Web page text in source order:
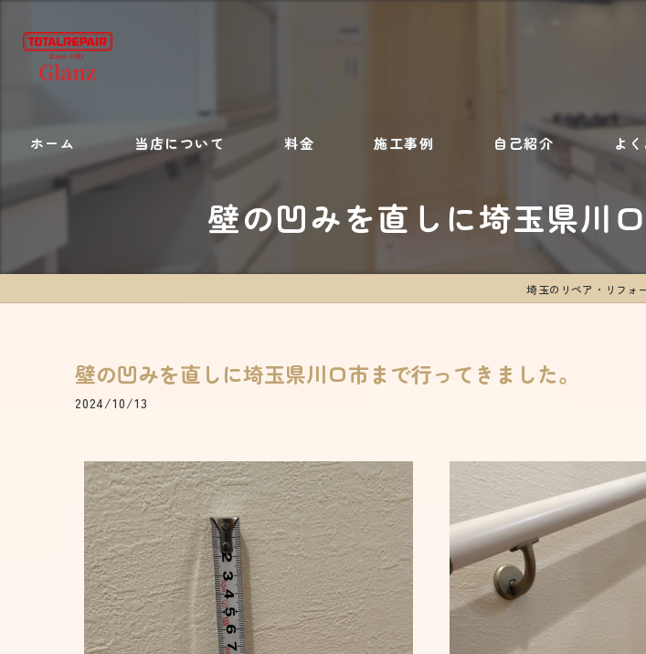
ホーム 当店について 料金 施工事例 自己紹介 よ
壁の凹みを直しに埼玉県川
埼玉のリペア・リフォ
壁の凹みを直しに埼玉県川口市まで行ってきました。
2024/10/13